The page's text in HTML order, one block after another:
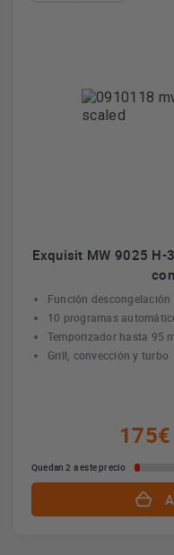
Exquisit MW 9025
Función descongelación
10 programas
Temporizador hasta 95
Grill, convección y turbo
175€
Quedan 2 a este precio